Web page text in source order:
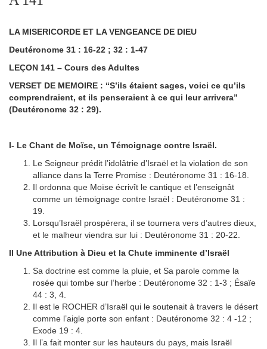
LA MISERICORDE ET LA VENGEANCE DE DIEU
Deutéronome 31 : 16-22 ; 32 : 1-47
LEÇON 141 – Cours des Adultes
VERSET DE MEMOIRE : “S’ils étaient sages, voici ce qu’ils
comprendraient, et ils penseraient à ce qui leur arrivera”
(Deutéronome 32 : 29).
I- Le Chant de Moïse, un Témoignage contre Israël.
Le Seigneur prédit l’idolâtrie d’Israël et la violation de son
alliance dans la Terre Promise : Deutéronome 31 : 16-18.
Il ordonna que Moïse écrivît le cantique et l’enseignât
comme un témoignage contre Israël : Deutéronome 31 :
19.
Lorsqu’Israël prospérera, il se tournera vers d’autres dieux,
et le malheur viendra sur lui : Deutéronome 31 : 20-22.
II Une Attribution à Dieu et la Chute imminente d’Israël
Sa doctrine est comme la pluie, et Sa parole comme la
rosée qui tombe sur l’herbe : Deutéronome 32 : 1-3 ; Ésaïe
44 : 3, 4.
Il est le ROCHER d’Israël qui le soutenait à travers le désert
comme l’aigle porte son enfant : Deutéronome 32 : 4 -12 ;
Exode 19 : 4.
Il l’a fait monter sur les hauteurs du pays, mais Israël